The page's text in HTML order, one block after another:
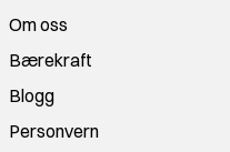
Om oss
Bærekraft
Blogg
Personvern